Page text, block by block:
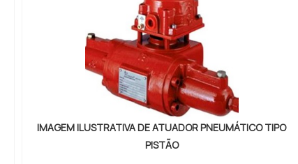
IMAGEM ILUSTRATIVA DE ATUADOR PNEUMÁTICO TIPO
PISTÃO